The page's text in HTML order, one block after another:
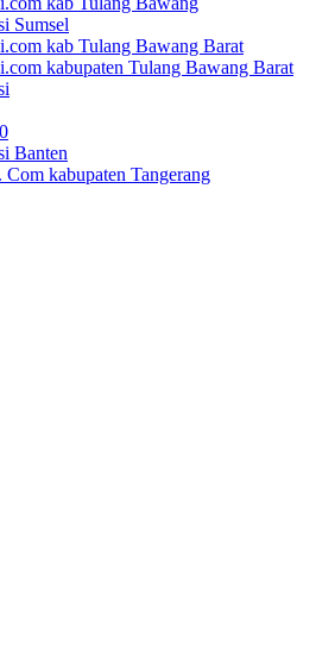
Sumsel
kab Tulang Bawang Barat
kabupaten Tulang Bawang Barat
Banten
Com kabupaten Tangerang